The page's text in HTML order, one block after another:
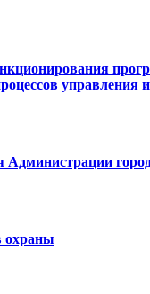
управления
охраны